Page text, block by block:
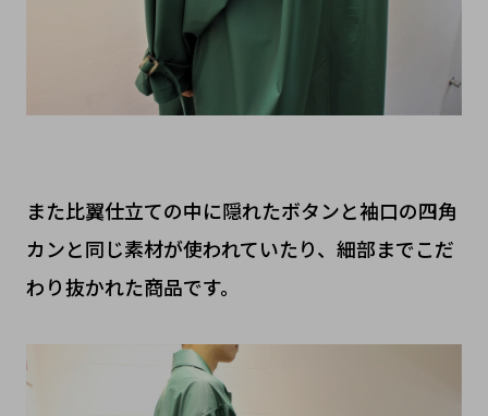
また比翼仕立ての中に隠れたボタンと袖口の四角
カンと同じ素材が使われていたり、細部までこだ
わり抜かれた商品です。